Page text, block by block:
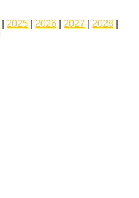
| 2025 | 2026 | 2027 | 2028 |